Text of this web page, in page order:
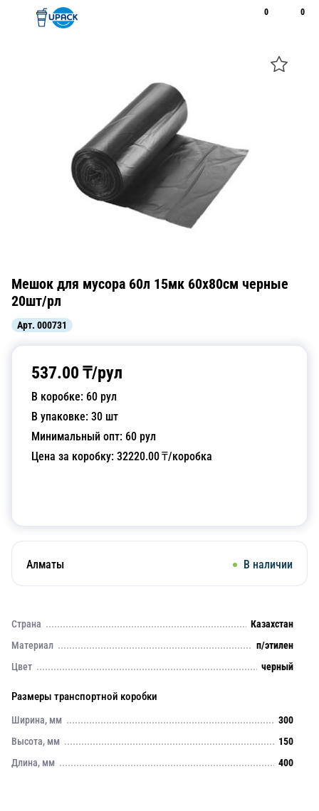
0 0
Мешок для мусора 60л 15мк 60х80см черные
20шт/рл
Арт. 000731
537.00 ₸/рул
В коробке: 60 рул
В упаковке: 30 шт
Минимальный опт: 60 рул
Цена за коробку: 32220.00₸/коробка
Алматы В наличии
Страна
Казахстан
Материал
п/этилен
Цвет
черный
Размеры транспортной коробки
Ширина, мм
300
Высота, мм
150
Длина, мм
400